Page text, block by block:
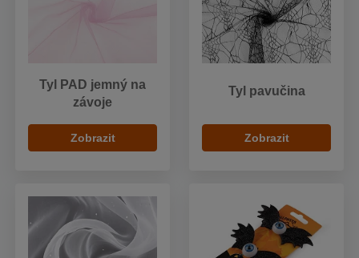
Tyl PAD jemný na
závoje
Zobrazit
Tyl pavučina
Zobrazit